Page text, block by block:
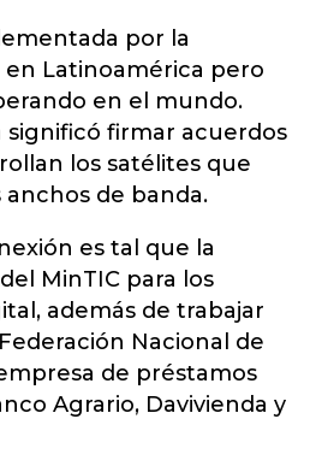
por la
Latinoamérica pero
en el mundo.
significó firmar acuerdos
los satélites que
de banda.
es tal que la
MinTIC para los
además de trabajar
Nacional de
de préstamos
Agrario, Davivienda y